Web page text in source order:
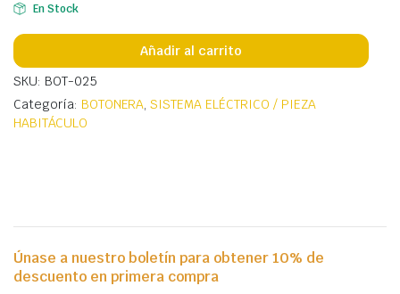
En Stock
Añadir al carrito
SKU: BOT-025
Categoría: BOTONERA,SISTEMA ELÉCTRICO / PIEZA
HABITÁCULO
Únase a nuestro boletín para obtener 10% de
descuento en primera compra